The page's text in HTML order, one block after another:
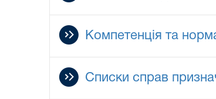
Компетенція та
Списки справ